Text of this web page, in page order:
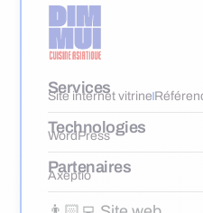
Services
Site internet vitrine
Technologies
WordPress
Partenaires
Axeptio